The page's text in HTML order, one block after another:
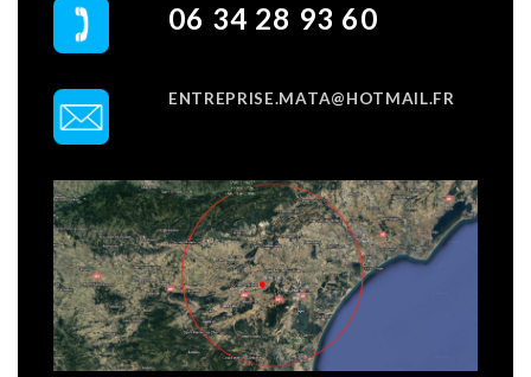
06 34 28 93 60
ENTREPRISE.MATA@HOTMAIL.FR